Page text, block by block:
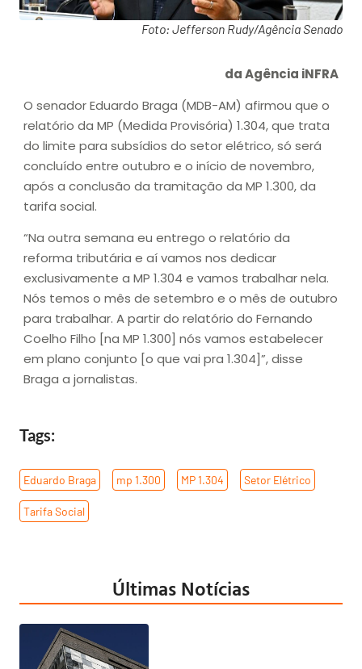
Foto: Jefferson Rudy/Agência Senado
da Agência iNFRA
O senador Eduardo Braga (MDB-AM) afirmou que o
relatório da MP (Medida Provisória) 1.304, que trata
do limite para subsídios do setor elétrico, só será
concluído entre outubro e o início de novembro,
após a conclusão da tramitação da MP 1.300, da
tarifa social.
“Na outra semana eu entrego o relatório da
reforma tributária e aí vamos nos dedicar
exclusivamente a MP 1.304 e vamos trabalhar nela.
Nós temos o mês de setembro e o mês de outubro
para trabalhar. A partir do relatório do Fernando
Coelho Filho [na MP 1.300] nós vamos estabelecer
em plano conjunto [o que vai pra 1.304]”, disse
Braga a jornalistas.
Tags:
Eduardo Braga mp 1.300 MP 1.304 Setor Elétrico
Tarifa Social
Últimas Notícias